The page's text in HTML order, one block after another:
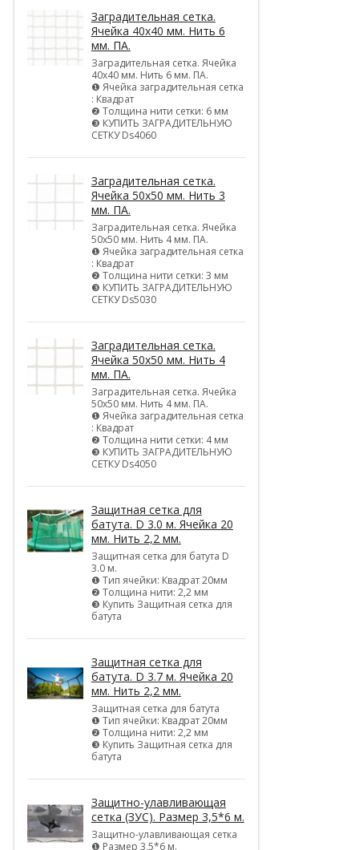
Заградительная сетка.
Ячейка 40х40 мм. Нить 6
мм. ПА.
Заградительная сетка. Ячейка
40х40 мм. Нить 6 мм. ПА.
❶ Ячейка заградительная сетка
: Квадрат
❷ Толщина нити сетки: 6 мм
❸ КУПИТЬ ЗАГРАДИТЕЛЬНУЮ
СЕТКУ Ds4060
Заградительная сетка.
Ячейка 50х50 мм. Нить 3
мм. ПА.
Заградительная сетка. Ячейка
50х50 мм. Нить 4 мм. ПА.
❶ Ячейка заградительная сетка
: Квадрат
❷ Толщина нити сетки: 3 мм
❸ КУПИТЬ ЗАГРАДИТЕЛЬНУЮ
СЕТКУ Ds5030
Заградительная сетка.
Ячейка 50х50 мм. Нить 4
мм. ПА.
Заградительная сетка. Ячейка
50х50 мм. Нить 4 мм. ПА.
❶ Ячейка заградительная сетка
: Квадрат
❷ Толщина нити сетки: 4 мм
❸ КУПИТЬ ЗАГРАДИТЕЛЬНУЮ
СЕТКУ Ds4050
Защитная сетка для
батута. D 3.0 м. Ячейка 20
мм. Нить 2,2 мм.
Защитная сетка для батута D
3.0 м.
❶ Тип ячейки: Квадрат 20мм
❷ Толщина нити: 2,2 мм
❸ Купить Защитная сетка для
батута
Защитная сетка для
батута. D 3.7 м. Ячейка 20
мм. Нить 2,2 мм.
Защитная сетка для батута
❶ Тип ячейки: Квадрат 20мм
❷ Толщина нити: 2,2 мм
❸ Купить Защитная сетка для
батута
Защитно-улавливающая
сетка (ЗУС). Размер 3,5*6 м.
Защитно-улавливающая сетка
❶ Размер 3,5*6 м.